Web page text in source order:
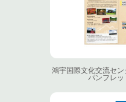
鴻宇国際文化交流セ
パンフレッ